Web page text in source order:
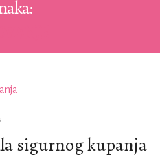
sigurnog kupanja